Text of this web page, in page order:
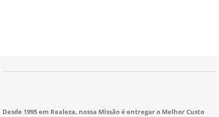
Desde 1995 em Realeza, nossa Missão é entregar o Melhor Custo